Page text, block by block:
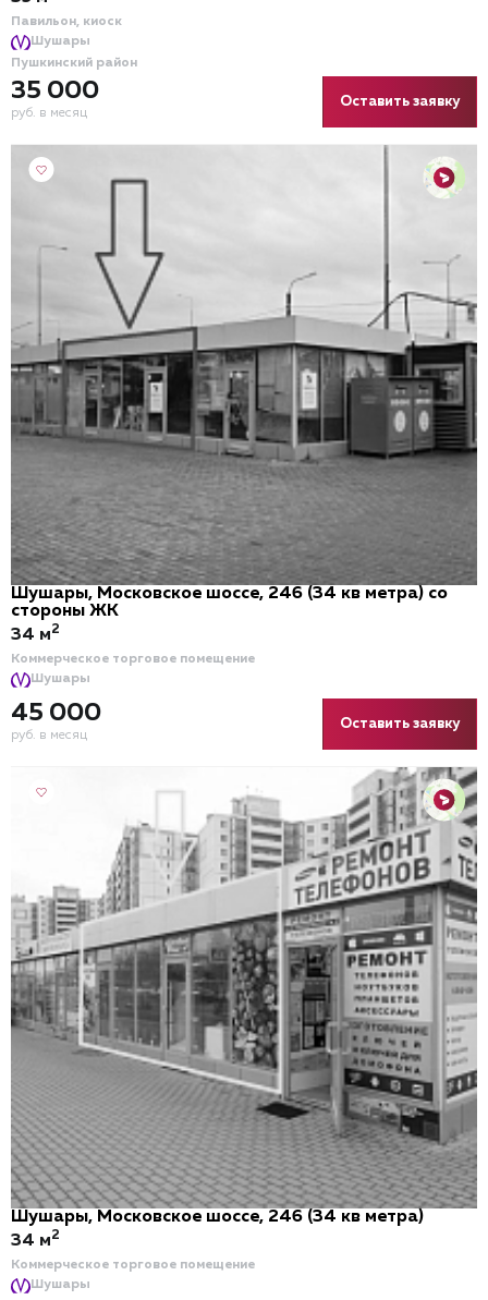
Павильон, киоск
Шушары
Пушкинский район
35 000
руб. в месяц
Оставить заявку
Шушары, Московское шоссе, 246 (34 кв метра) со
стороны ЖК
Коммерческое торговое помещение
Шушары
45 000
руб. в месяц
34 м2
Оставить заявку
Шушары, Московское шоссе, 246 (34 кв метра)
Коммерческое торговое помещение
Шушары
34 м2